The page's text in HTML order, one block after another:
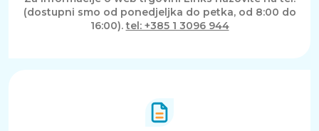
(dostupni smo od ponedjeljka do petka, od 8:00 do
16:00).tel: +385 1 3096 944